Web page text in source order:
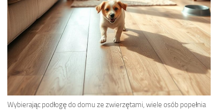
Wybierając podłogę do domu ze zwierzętami, wiele osób popełnia